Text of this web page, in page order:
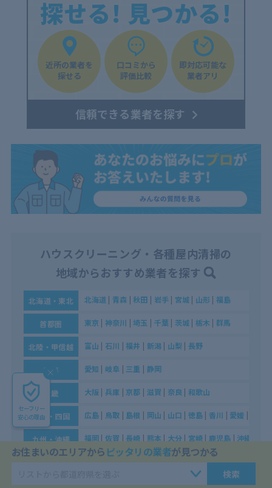
探せる! 見つかる!
近所の業者を
探せる
口コミから
評価比較
即対応可能な
業者アリ
信頼できる業者を探す
ハウスクリーニング・各種屋内清掃の
地域からおすすめ業者を探す
北海道・東北 北海道 | 青森 | 秋田 | 岩手| 宮城| 山形|福島
首都圏 東京 |神奈川 | 埼玉 | 千葉| 茨城| 栃木 |群馬
北陸・甲信越 富山 | 石川 |福井 | 新潟| 山梨 | 長野
東海 愛知 | 岐阜 | 三重 | 静岡
近畿 大阪| 兵庫 |京都 | 滋賀 | 奈良 | 和歌山
中国・四国 広島| 鳥取 | 島根 | 岡山 | 山口 | 徳島|香川 | 愛媛 |
九州・沖縄 福岡|佐賀 | 長崎 | 熊本 | 大分| 宮崎| 鹿児島 | 沖縄
お住まいのエリアから ピッタリの業者が見つかる
検索
セーフリー
安心の理由